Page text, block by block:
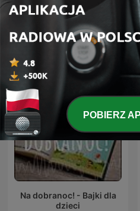
Slow Radio | Sleep Focus
Sounds
Na dobranoc! - Bajki dla
dzieci
POBIERZ